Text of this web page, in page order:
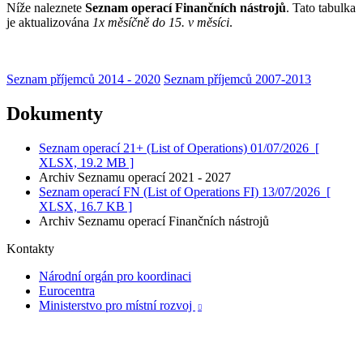
Níže naleznete Seznam operací Finančních nástrojů. Tato tabulka
je aktualizována 1x měsíčně do 15. v měsíci.
Seznam příjemců 2014 - 2020 Seznam příjemců 2007-2013
Dokumenty
Seznam operací 21+ (List of Operations) 01/07/2026 [
XLSX, 19.2 MB ]
Archiv Seznamu operací 2021 - 2027
Seznam operací FN (List of Operations FI) 13/07/2026 [
XLSX, 16.7 KB ]
Archiv Seznamu operací Finančních nástrojů
Kontakty
Národní orgán pro koordinaci
Eurocentra
Ministerstvo pro místní rozvoj
